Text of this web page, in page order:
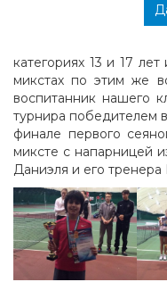
порядка 150
год не был
категориях 13 и 17
микстах по этим же
воспитанник нашего
турнира победителем
финале первого
миксте с напарницей
Даниэля и его